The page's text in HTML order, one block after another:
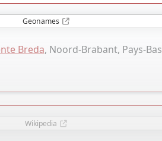
Geonames
Breda, Noord-Brabant, Pays-Bas
Wikipedia